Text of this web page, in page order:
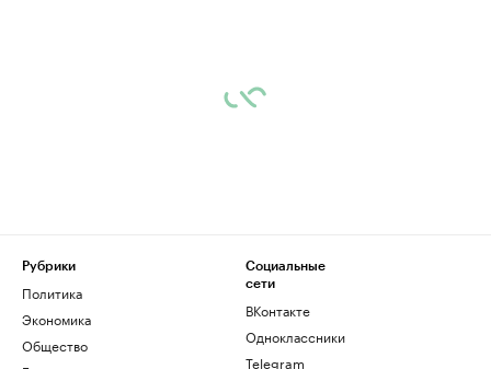
Рубрики
Политика
Экономика
Общество
Социальные
сети
ВКонтакте
Одноклассники
Telegram